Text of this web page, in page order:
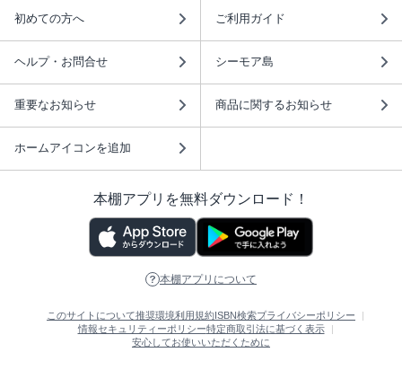
初めての方へ ご利用ガイド
ヘルプ・お問合せ シーモア島
重要なお知らせ 商品に関するお知らせ
ホームアイコンを追加
本棚アプリを無料ダウンロード！
本棚アプリについて
このサイトについて推奨環境利用規約 ISBN検索プライバシーポリシー
情報セキュリティーポリシー特定商取引法に基づく表示
安心してお使いいただくために